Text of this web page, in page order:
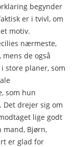
begynder
er i tvivl, om
motiv.
nærmeste,
de også
store planer, som
som hun
drejer sig om
lige godt
mand, Bjørn,
er glad for